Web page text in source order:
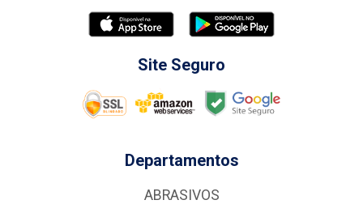
Site Seguro
Departamentos
ABRASIVOS